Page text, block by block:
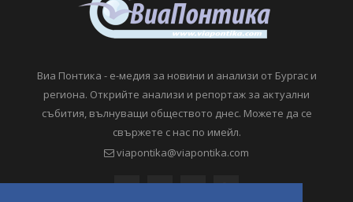
Виа Понтика - е-медия за новини и анализи от Бургас и
региона. Открийте анализи и репортаж за актуални
събития, вълнуващи обществото днес. Можете да се
свържете с нас по имейл.
viapontika@viapontika.com